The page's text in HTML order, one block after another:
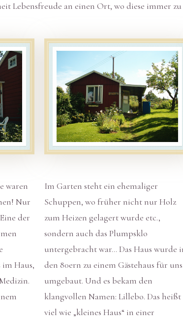
Lebensfreude an einen Ort, wo diese immer zu
waren
Nur
der
Haus,
Im Garten steht ein ehemaliger
Schuppen, wo früher nicht nur Holz
zum Heizen gelagert wurde etc.,
sondern auch das Plumpsklo
untergebracht war… Das Haus wurde
den 80ern zu einem Gästehaus für uns
umgebaut. Und es bekam den
klangvollen Namen: Lillebo. Das heißt
viel wie „kleines Haus“ in einer